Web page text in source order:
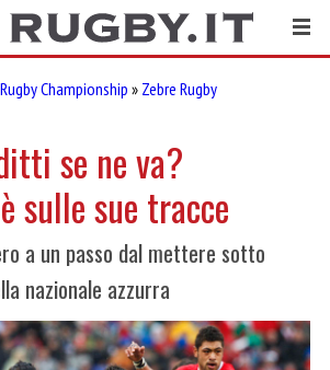
Championship » Zebre Rugby
se ne va?
sulle sue tracce
a un passo dal mettere sotto
nazionale azzurra